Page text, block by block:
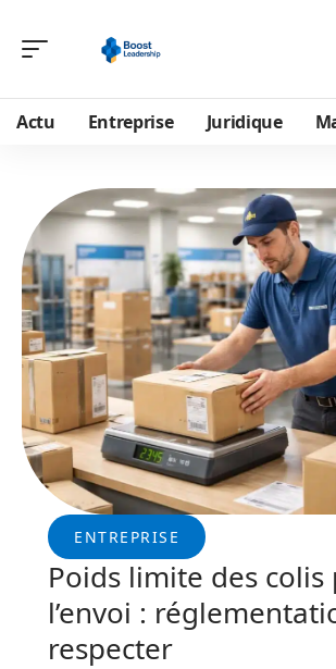
Actu Entreprise Juridique
ENTREPRISE
Poids limite des
l’envoi :
respecter